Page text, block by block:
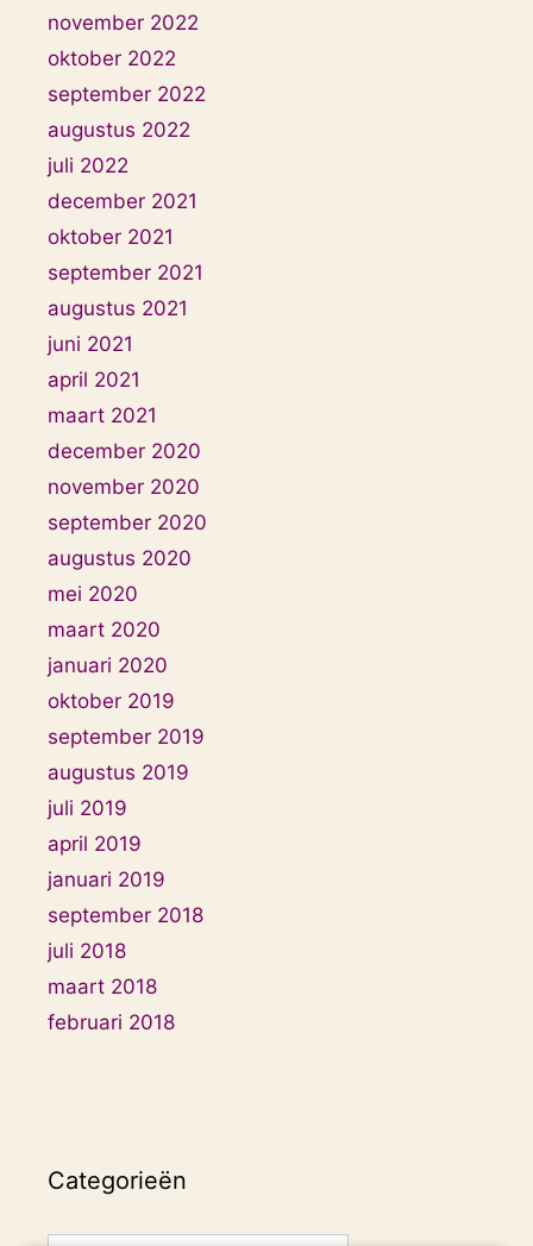
november 2022
oktober 2022
september 2022
augustus 2022
juli 2022
december 2021
oktober 2021
september 2021
augustus 2021
juni 2021
april 2021
maart 2021
december 2020
november 2020
september 2020
augustus 2020
mei 2020
maart 2020
januari 2020
oktober 2019
september 2019
augustus 2019
juli 2019
april 2019
januari 2019
september 2018
juli 2018
maart 2018
februari 2018
Categorieën